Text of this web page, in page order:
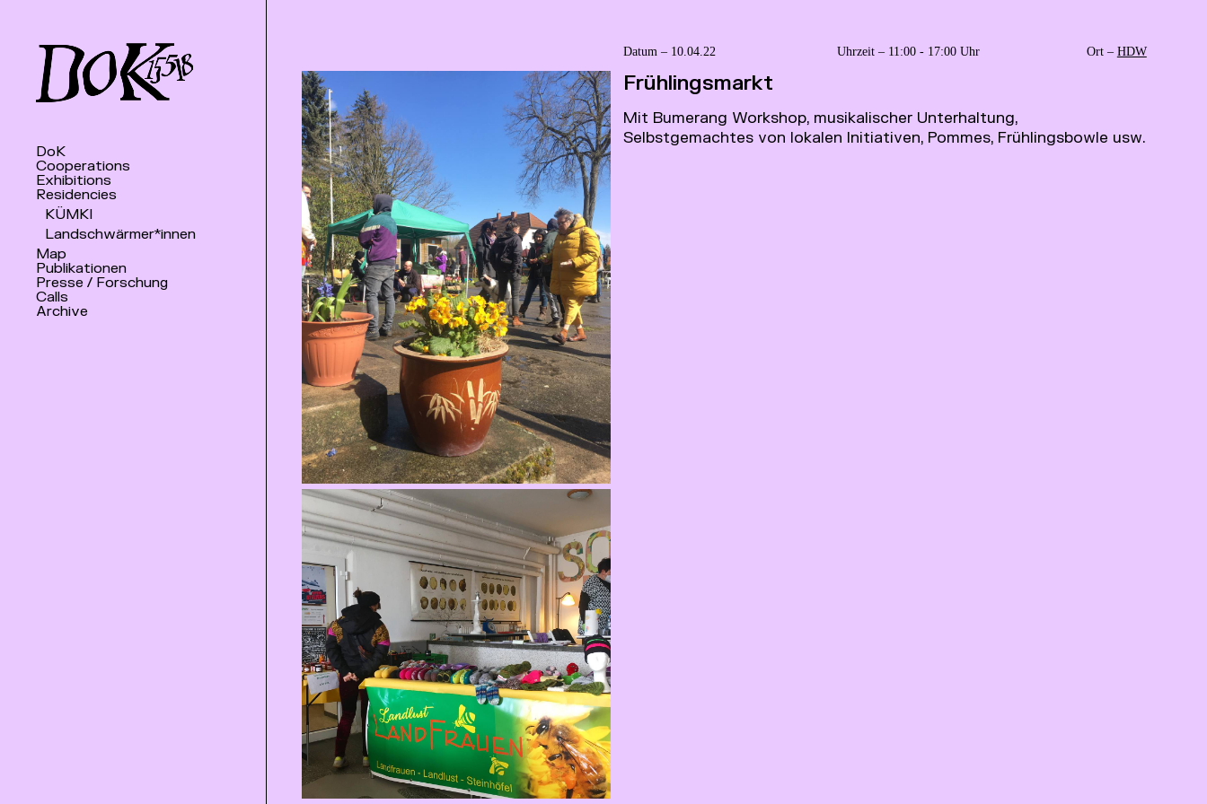
DoK
Cooperations
Exhibitions
Residencies
KÜMKI
Landschwärmer*innen
Map
Publikationen
Presse / Forschung
Calls
Archive
Datum ­­­­– 10.04.22 Uhrzeit – 11:00 - 17:00 Uhr Ort – HDW
Frühlingsmarkt
Mit Bumerang Workshop, musikalischer Unterhaltung,
Selbstgemachtes von lokalen Initiativen, Pommes, Frühlingsbowle usw.